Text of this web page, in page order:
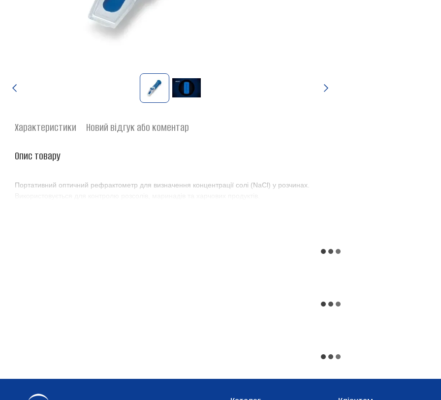
Характеристики
Новий відгук або коментар
Опис товару
Портативний оптичний рефрактометр для визначення концентрації солі (NaCl) у розчинах.